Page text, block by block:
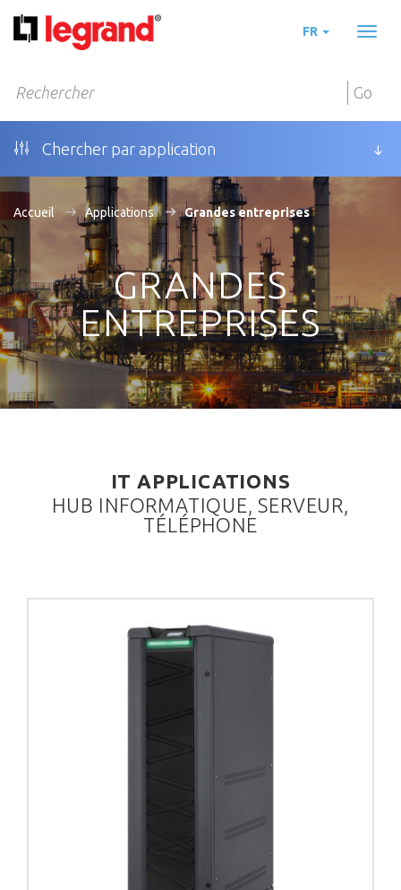
FR
Go
Chercher par application
Accueil Applications Grandes entreprises
GRANDES
ENTREPRISES
IT APPLICATIONS
HUB INFORMATIQUE, SERVEUR,
TÉLÉPHONE